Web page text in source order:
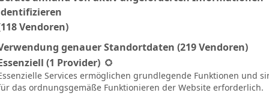
2 1
0 1 Sevilla
5 1
Vendoren)
genauer Standortdaten (219 Vendoren)
eine Liste der Service-Gruppen, für die eine Einwilligung
(1 Provider)
Services ermöglichen grundlegende Funktionen und
das ordnungsgemäße Funktionieren der Website erforderlich.